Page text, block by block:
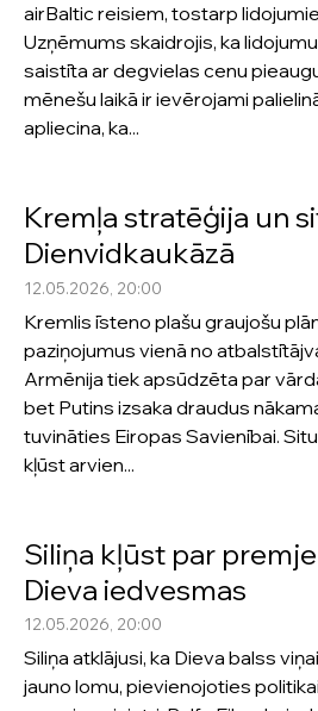
airBaltic reisiem, tostarp
Uzņēmums skaidrojis, ka
saistīta ar degvielas cenu
mēnešu laikā ir ievērojami
apliecina, ka...
Kremļa stratēģija un
Dienvidkaukāzā
12.05.2026, 20:00
Kremlis īsteno plašu graujošu
paziņojumus vienā no
Armēnija tiek apsūdzēta par
bet Putins izsaka draudus
tuvināties Eiropas Savienībai.
kļūst arvien...
Siliņa kļūst par
Dieva iedvesmas
12.05.2026, 20:00
Siliņa atklājusi, ka Dieva balss
jauno lomu, pievienojoties